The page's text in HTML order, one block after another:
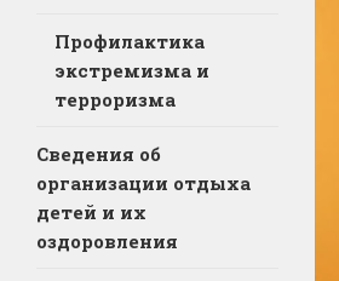
Профилактика
экстремизма и
терроризма
Сведения об
организации отдыха
детей и их
оздоровления